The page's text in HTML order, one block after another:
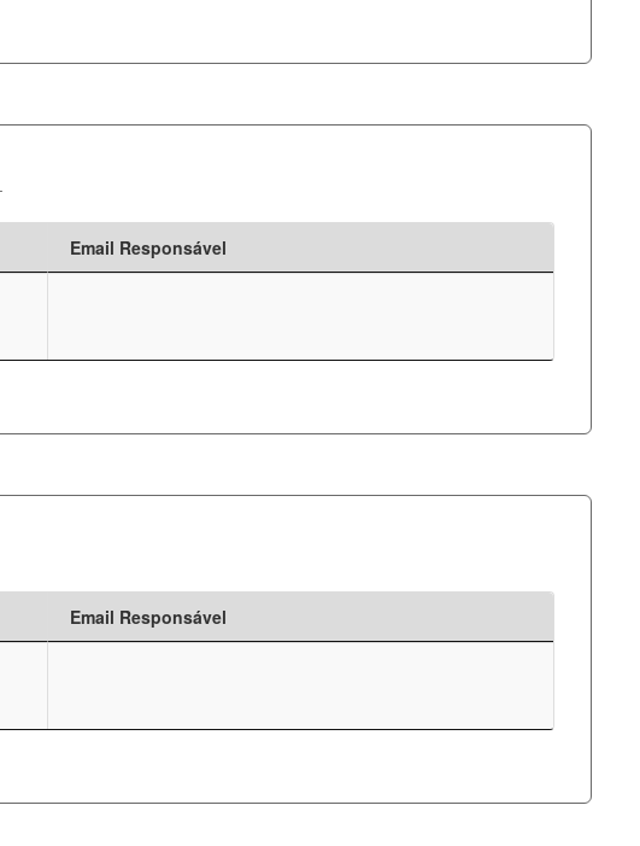
Email Responsável
Email Responsável